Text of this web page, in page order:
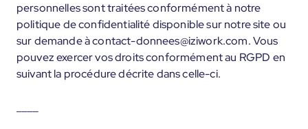
personnelles sont traitées conformément à notre
politique de confidentialité disponible sur notre site ou
sur demande à contact-donnees@iziwork.com. Vous
pouvez exercer vos droits conformément au RGPD en
suivant la procédure décrite dans celle-ci.